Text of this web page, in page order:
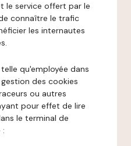
le service offert par le
connaître le trafic
les internautes
qu'employée dans
des cookies
ou autres
pour effet de lire
le terminal de
: